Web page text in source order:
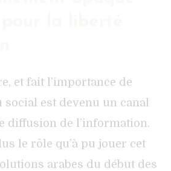
et fait l’importance de
social est devenu un canal
diffusion de l’information.
le rôle qu’à pu jouer cet
arabes du début des